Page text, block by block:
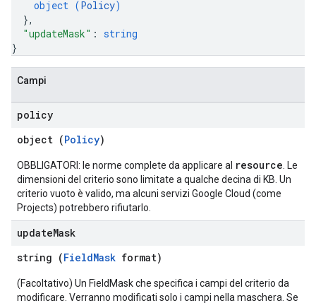
object (Policy)
},
"updateMask" : string
}
Campi
policy
object (Policy)
OBBLIGATORI: le norme complete da applicare al resource . Le
dimensioni del criterio sono limitate a qualche decina di KB. Un
criterio vuoto è valido, ma alcuni servizi Google Cloud (come
Projects) potrebbero rifiutarlo.
updateMask
string (FieldMask format)
(Facoltativo) Un FieldMask che specifica i campi del criterio da
modificare. Verranno modificati solo i campi nella maschera. Se